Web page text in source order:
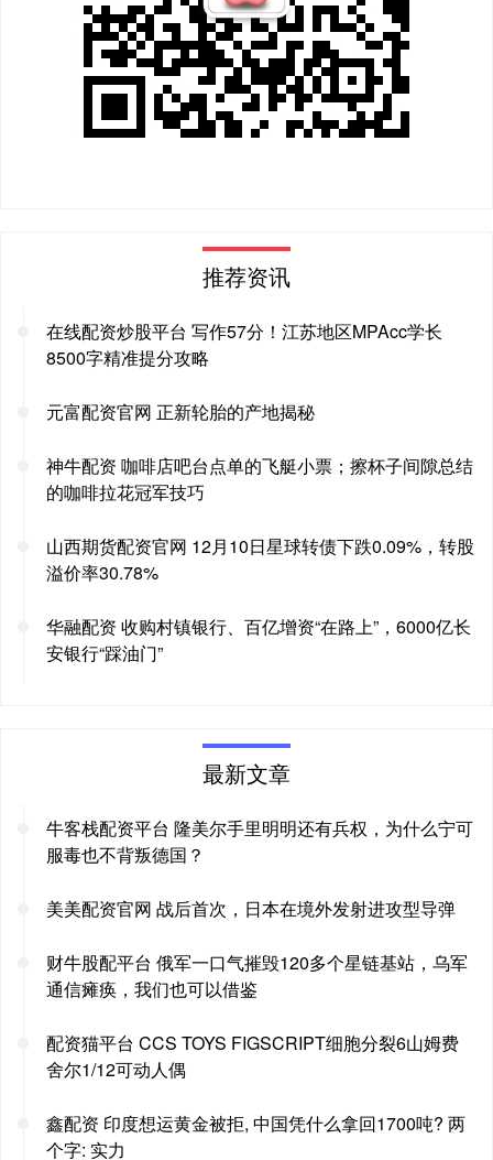
推荐资讯
在线配资炒股平台 写作57分！江苏地区MPAcc学长
8500字精准提分攻略
元富配资官网 正新轮胎的产地揭秘
神牛配资 咖啡店吧台点单的飞艇小票；擦杯子间隙总结
的咖啡拉花冠军技巧
山西期货配资官网 12月10日星球转债下跌0.09%，转股
溢价率30.78%
华融配资 收购村镇银行、百亿增资“在路上”，6000亿长
安银行“踩油门”
最新文章
牛客栈配资平台 隆美尔手里明明还有兵权，为什么宁可
服毒也不背叛德国？
美美配资官网 战后首次，日本在境外发射进攻型导弹
财牛股配平台 俄军一口气摧毁120多个星链基站，乌军
通信瘫痪，我们也可以借鉴
配资猫平台 CCS TOYS FIGSCRIPT细胞分裂6山姆费
舍尔1/12可动人偶
鑫配资 印度想运黄金被拒, 中国凭什么拿回1700吨? 两
个字: 实力